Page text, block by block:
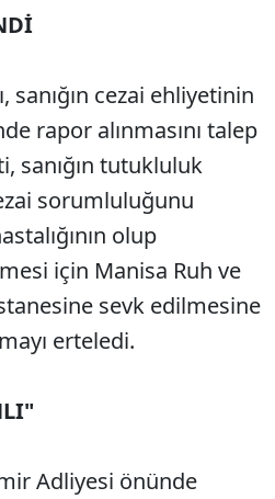
sanığın cezai ehliyetinin
rapor alınmasını talep
sanığın tutukluluk
sorumluluğunu
olup
için Manisa Ruh ve
sevk edilmesine
erteledi.
Adliyesi önünde